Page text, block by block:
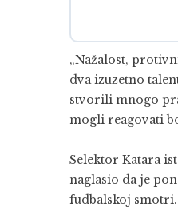
„Nažalost,
dva izuzetno
stvorili mnogo
mogli reagovati
Selektor Katara
naglasio da je
fudbalskoj smotri.